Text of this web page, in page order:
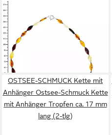
Gliederkette Ostsee-Schmuck
Kette Tasja Kette Tasja (1-tlg)
ab 79,95 €
lieferbar - in 8-10 Werktagen bei
dir
OSTSEE-SCHMUCK Kette mit
Anhänger Ostsee-Schmuck Kette
mit Anhänger Tropfen ca. 17 mm
lang (2-tlg)